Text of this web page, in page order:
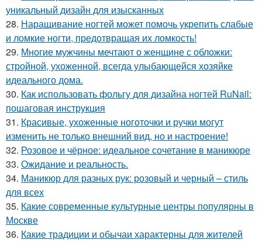
уникальный дизайн для изысканных
28. Наращивание ногтей может помочь укрепить слабые
и ломкие ногти, предотвращая их ломкость!
29. Многие мужчины мечтают о женщине с обложки:
стройной, ухоженной, всегда улыбающейся хозяйке
идеального дома.
30. Как использовать фольгу для дизайна ногтей RuNail:
пошаговая инструкция
31. Красивые, ухоженные ноготочки и ручки могут
изменить не только внешний вид, но и настроение!
32. Розовое и чёрное: идеальное сочетание в маникюре
33. Ожидание и реальность.
34. Маникюр для разных рук: розовый и черный – стиль
для всех
35. Какие современные культурные центры популярны в
Москве
36. Какие традиции и обычаи характерны для жителей